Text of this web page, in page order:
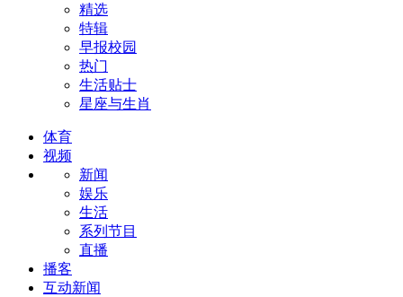
精选
特辑
早报校园
热门
生活贴士
星座与生肖
体育
视频
新闻
娱乐
生活
系列节目
直播
播客
互动新闻